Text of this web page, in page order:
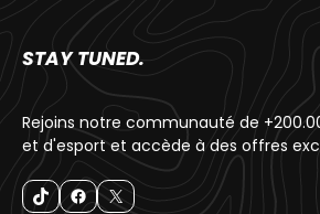
STAY TUNED.
Rejoins notre communauté de
et d'esport et accède à des offres